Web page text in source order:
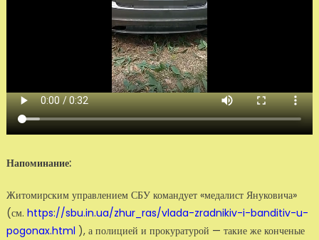
Напоминание:
Житомирским управлением СБУ командует «медалист Януковича»
(см. https://sbu.in.ua/zhur_ras/vlada-zradnikiv-i-banditiv-u-
pogonax.html ), а полицией и прокуратурой — такие же конченые